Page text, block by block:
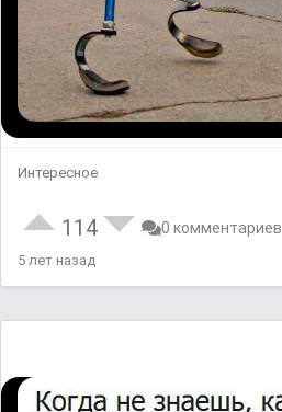
Интересное
114 0 комментариев
5 лет назад